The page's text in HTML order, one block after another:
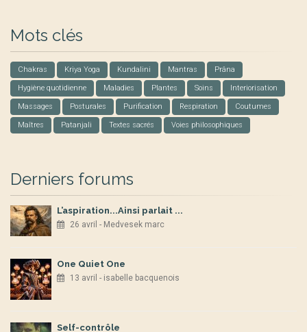
Mots clés
Chakras Kriya Yoga Kundalini Mantras Prâna
Hygiène quotidienne Maladies Plantes Soins Interiorisation
Massages Posturales Purification Respiration Coutumes
Maîtres Patanjali Textes sacrés Voies philosophiques
Derniers forums
L’aspiration...Ainsi parlait ...
26 avril - Medvesek marc
One Quiet One
13 avril - isabelle bacquenois
Self-contrôle